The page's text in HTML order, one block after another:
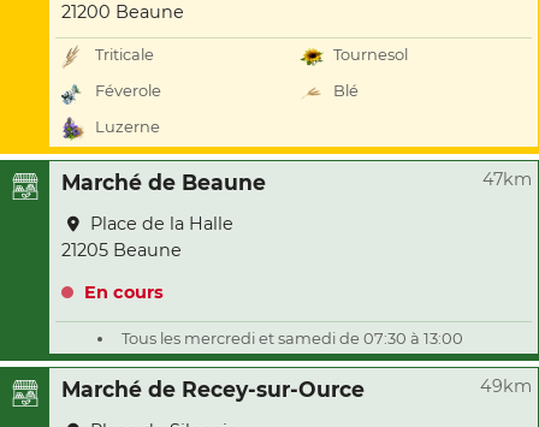
21200 Beaune
Triticale
Tournesol
Féverole
Blé
Luzerne
Marché de Beaune 47km
Place de la Halle
21205 Beaune
En cours
Tous les mercredi et samedi de 07:30 à 13:00
Marché de Recey-sur-Ource 49km